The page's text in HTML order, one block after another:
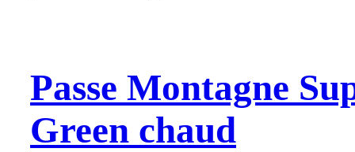
Passe Montagne
Green chaud